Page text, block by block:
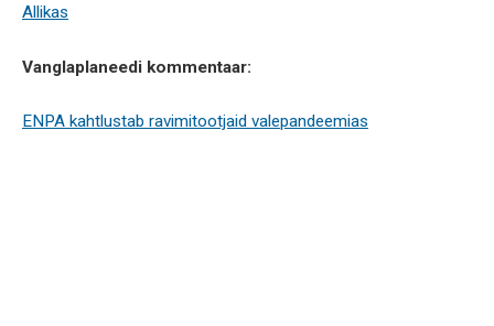
Allikas
Vanglaplaneedi kommentaar:
ENPA kahtlustab ravimitootjaid valepandeemias